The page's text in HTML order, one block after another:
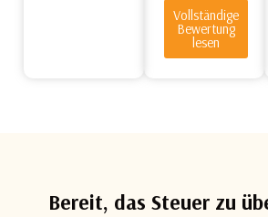
Vollständige
Bewertung
lesen
Bereit, das Steuer zu